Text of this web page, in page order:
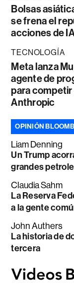
Bolsas
se frena el
acciones de
TECNOLOGÍA
Meta lanza
agente de
para competir
Anthropic
OPINIÓN
Liam Denning
Un Trump
grandes
Claudia Sahm
La Reserva
a la gente
John Authers
La historia de
tercera